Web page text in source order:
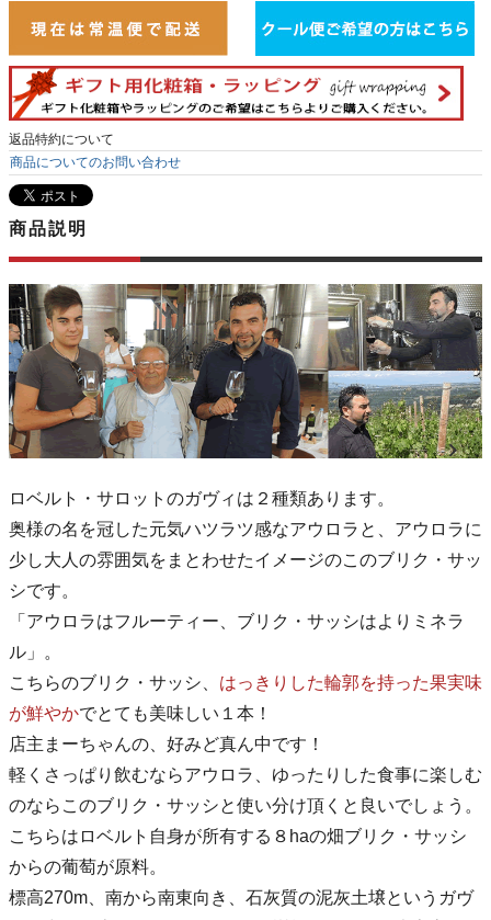
返品特約について
商品についてのお問い合わせ
商品説明
ロベルト・サロットのガヴィは２種類あります。
奥様の名を冠した元気ハツラツ感なアウロラと、アウロラに
少し大人の雰囲気をまとわせたイメージのこのブリク・サッ
シです。
「アウロラはフルーティー、ブリク・サッシはよりミネラ
ル」。
こちらのブリク・サッシ、 はっきりした輪郭を持った果実味
が鮮やかでとても美味しい１本！
店主まーちゃんの、好みど真ん中です！
軽くさっぱり飲むならアウロラ、ゆったりした食事に楽しむ
のならこのブリク・サッシと使い分け頂くと良いでしょう。
こちらはロベルト自身が所有する８haの畑ブリク・サッシ
からの葡萄が原料。
標高270m、南から南東向き、石灰質の泥灰土壌というガヴ